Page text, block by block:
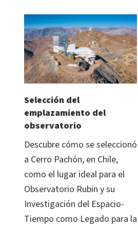
Selección del
emplazamiento del
observatorio
Descubre cómo se seleccionó
a Cerro Pachón, en Chile,
como el lugar ideal para el
Observatorio Rubin y su
Investigación del Espacio-
Tiempo como Legado para la